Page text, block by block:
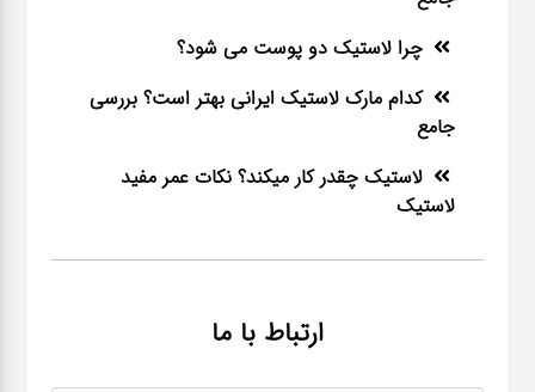
چرا لاستیک دو پوست می شود؟
کدام مارک لاستیک ایرانی بهتر است؟ بررسی
جامع
لاستیک چقدر کار میکند؟ نکات عمر مفید
لاستیک
ارتباط با ما